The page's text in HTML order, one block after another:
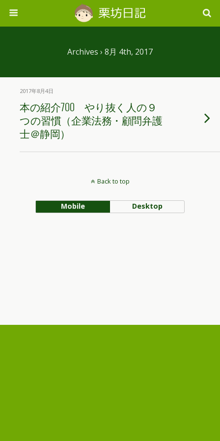
Archives › 8月 4th, 2017
2017年8月4日
本の紹介700 やり抜く人の９
つの習慣（企業法務・顧問弁護
士＠静岡）
Back to top
Mobile Desktop